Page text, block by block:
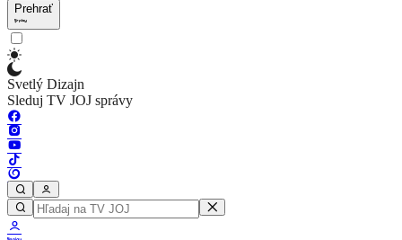
Prehrať
Svetlý Dizajn
Sleduj TV JOJ správy